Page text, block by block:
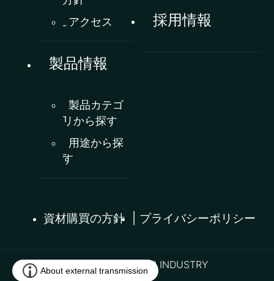
アクセス
製品情報
製品カテゴ
リから探す
用途から探
す
採用情報
資材購買の方針 プライバシーポリシー
© NIPPON CAREER INDUSTRY